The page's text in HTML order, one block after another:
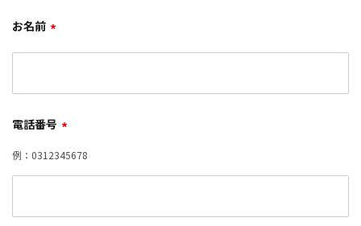
お名前 *
電話番号 *
例：0312345678